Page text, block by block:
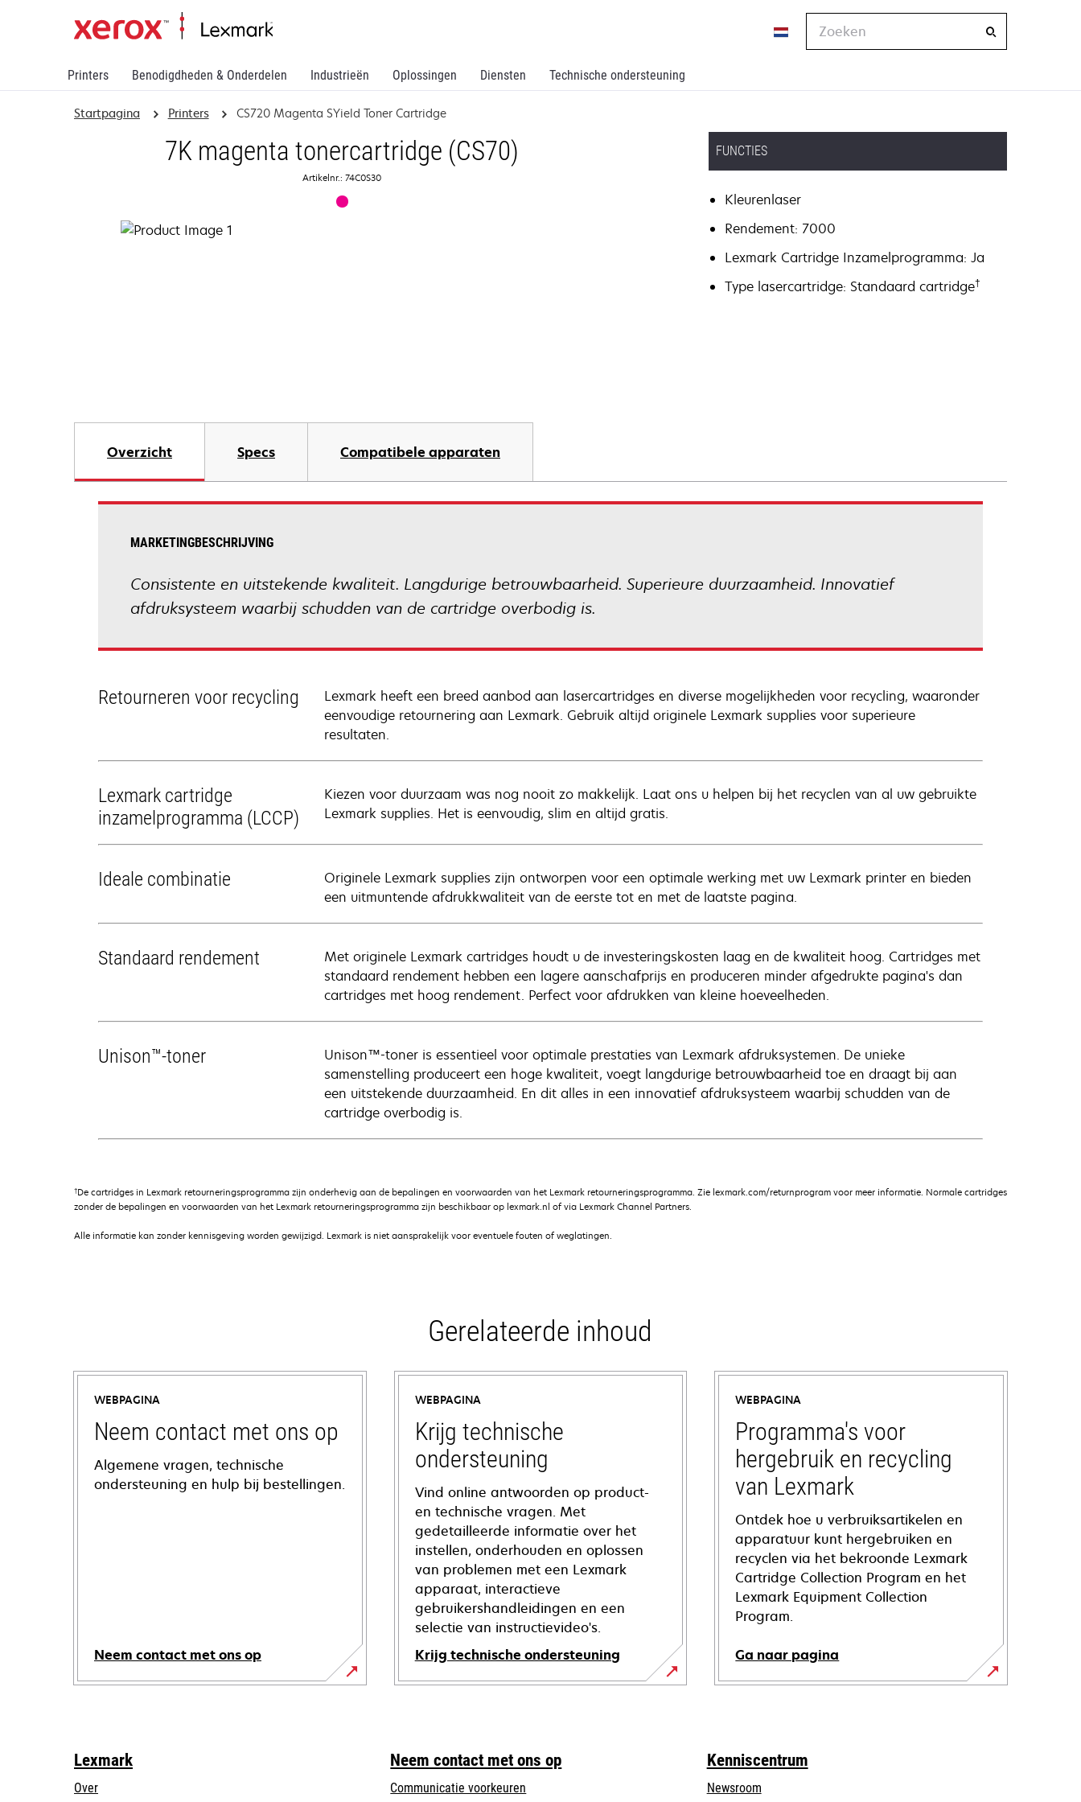
Printers Benodigdheden & Onderdelen Industrieën Oplossingen Diensten Technische ondersteuning
Zoeken
Startpagina Printers CS720 Magenta SYield Toner Cartridge
7K magenta tonercartridge (CS70)
Artikelnr.: 74C0S30
FUNCTIES
Kleurenlaser
Rendement: 7000
Lexmark Cartridge Inzamelprogramma: Ja
Type lasercartridge: Standaard cartridge†
Overzicht Specs Compatibele apparaten
MARKETINGBESCHRIJVING
Consistente en uitstekende kwaliteit. Langdurige betrouwbaarheid. Superieure duurzaamheid. Innovatief
afdruksysteem waarbij schudden van de cartridge overbodig is.
Retourneren voor recycling
Lexmark heeft een breed aanbod aan lasercartridges en diverse mogelijkheden voor recycling, waaronder
eenvoudige retournering aan Lexmark. Gebruik altijd originele Lexmark supplies voor superieure
resultaten.
Lexmark cartridge
inzamelprogramma (LCCP)
Kiezen voor duurzaam was nog nooit zo makkelijk. Laat ons u helpen bij het recyclen van al uw gebruikte
Lexmark supplies. Het is eenvoudig, slim en altijd gratis.
Ideale combinatie
Originele Lexmark supplies zijn ontworpen voor een optimale werking met uw Lexmark printer en bieden
een uitmuntende afdrukkwaliteit van de eerste tot en met de laatste pagina.
Standaard rendement
Met originele Lexmark cartridges houdt u de investeringskosten laag en de kwaliteit hoog. Cartridges met
standaard rendement hebben een lagere aanschafprijs en produceren minder afgedrukte pagina's dan
cartridges met hoog rendement. Perfect voor afdrukken van kleine hoeveelheden.
Unison™-toner
Unison™-toner is essentieel voor optimale prestaties van Lexmark afdruksystemen. De unieke
samenstelling produceert een hoge kwaliteit, voegt langdurige betrouwbaarheid toe en draagt bij aan
een uitstekende duurzaamheid. En dit alles in een innovatief afdruksysteem waarbij schudden van de
cartridge overbodig is.
†De cartridges in Lexmark retourneringsprogramma zijn onderhevig aan de bepalingen en voorwaarden van het Lexmark retourneringsprogramma. Zie lexmark.com/returnprogram voor meer informatie. Normale cartridges
zonder de bepalingen en voorwaarden van het Lexmark retourneringsprogramma zijn beschikbaar op lexmark.nl of via Lexmark Channel Partners.
Alle informatie kan zonder kennisgeving worden gewijzigd. Lexmark is niet aansprakelijk voor eventuele fouten of weglatingen.
Gerelateerde inhoud
WEBPAGINA
Neem contact met ons op
Algemene vragen, technische
ondersteuning en hulp bij bestellingen.
Neem contact met ons op
WEBPAGINA
Krijg technische
ondersteuning
Vind online antwoorden op product-
en technische vragen. Met
gedetailleerde informatie over het
instellen, onderhouden en oplossen
van problemen met een Lexmark
apparaat, interactieve
gebruikershandleidingen en een
selectie van instructievideo's.
Krijg technische ondersteuning
opens
tab
WEBPAGINA
Programma's voor
hergebruik en recycling
van Lexmark
Ontdek hoe u verbruiksartikelen en
apparatuur kunt hergebruiken en
recyclen via het bekroonde Lexmark
Cartridge Collection Program en het
Lexmark Equipment Collection
Program.
Ga naar pagina
Lexmark
Over
Neem contact met ons op
Communicatie voorkeuren
Kenniscentrum
Newsroom